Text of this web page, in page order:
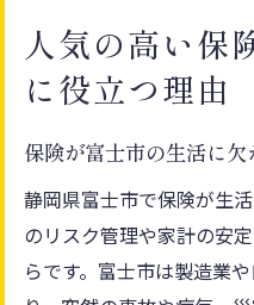
人気の高い保
に役立つ理由
保険が富士市の生活に
静岡県富士市で保険が生
のリスク管理や家計の安
らです。富士市は製造業